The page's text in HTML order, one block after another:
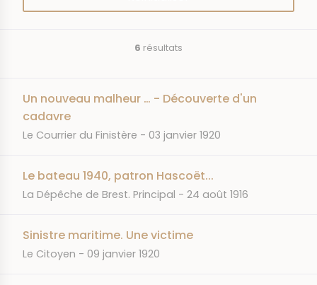
6 résultats
Un nouveau malheur … - Découverte d'un
cadavre
JOURNAL
Le Courrier du Finistère DATE
03 janvier 1920
Le bateau 1940, patron Hascoët...
JOURNAL
La Dépêche de Brest. Principal DATE
24 août 1916
Sinistre maritime. Une victime
JOURNAL
Le Citoyen DATE
09 janvier 1920